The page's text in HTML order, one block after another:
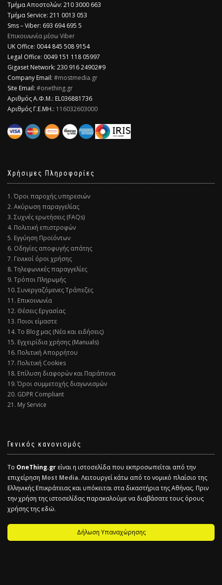
Τμήμα Αποστολών: 210 3000 663
Τμήμα Service: 211 0013 053
Sms – Viber: 693 694 695 5
Επικοινωνία μέσω Viber
​UK Office: 0044 845 508 9154
Legal Office: 0049 151 118 05997
Gigaset Network: 230 916 24902#9
Company Email: #mostmedia.gr
Site Email: #onething.gr
Αριθμός Α.Φ.Μ.: EL036881736
Αριθμός Γ.Ε.ΜΗ.: 116032603000
Χρήσιμες Πληροφορίες
1. Όροι παροχής υπηρεσιών
2. Ακύρωση παραγγελίας
3. Συχνές ερωτήσεις (FAQs)
4. Πολιτική επιστροφών
5. Εγγύηση Προϊόντων
6. Οδηγίες αποφυγής απάτης
7. Γενικοί όροι χρήσης
8. Τηλεφωνικές παραγγελίες
9. Τρόποι Πληρωμής
10. Συνεργαζόμενες Τράπεζες
11. Επικοινωνία
12. Θέσεις Εργασίας
13. Ποιοι είμαστε
14. Το Blog μας (Νέα και ειδήσεις)
15. Εγχειρίδια χρήσης (Manuals)
16. Πολιτική Απορρήτου
17. Πολιτική Cookies
18. Επίλυση διαφορών και Παράπονα
19. Όροι συμμετοχής διαγωνισμών
20. GDPR Compliant
21. My Service
Γενικός κανονισμός
Το OneThing.gr είναι η ιστοσελίδα που εκπροσωπείται από την
επιχείρηση Most Media. Λειτουργεί κάτω από το νομικό πλαίσιο της
Ελληνικής Επικράτειας και υπόκειται στα δικαστήρια της Αθήνας. Πριν
την χρήση της ιστοσελίδας παρακαλούμε να διαβάσατε τους όρους
χρήσης τηςεδώ.
Δήλωση Υπαναχώρησης